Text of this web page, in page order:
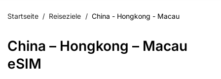
Startseite / Reiseziele / China - Hongkong - Macau
China – Hongkong – Macau
eSIM